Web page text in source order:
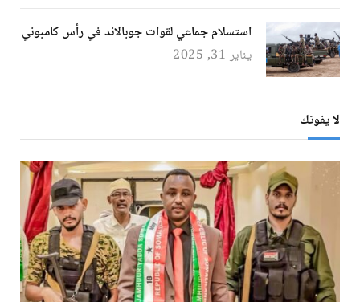
استسلام جماعي لقوات جوبالاند في رأس كامبوني
يناير 31, 2025
لا يفوتك